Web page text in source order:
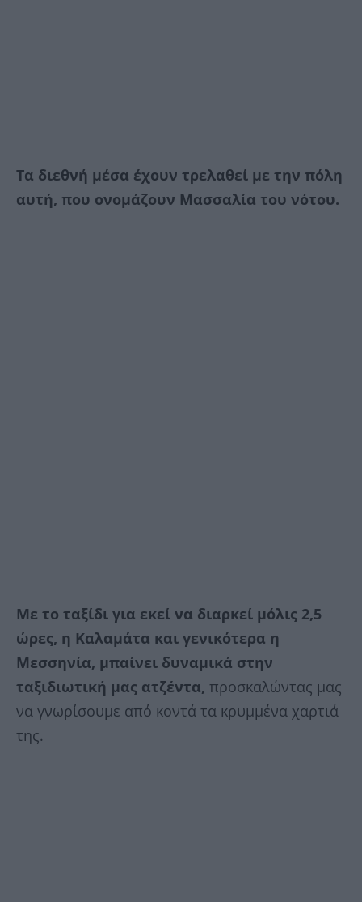
Τα διεθνή μέσα έχουν τρελαθεί με την πόλη
αυτή, που ονομάζουν Μασσαλία του νότου.
Με το ταξίδι για εκεί να διαρκεί μόλις 2,5
ώρες, η Καλαμάτα και γενικότερα η
Μεσσηνία, μπαίνει δυναμικά στην
ταξιδιωτική μας ατζέντα, προσκαλώντας μας
να γνωρίσουμε από κοντά τα κρυμμένα χαρτιά
της.